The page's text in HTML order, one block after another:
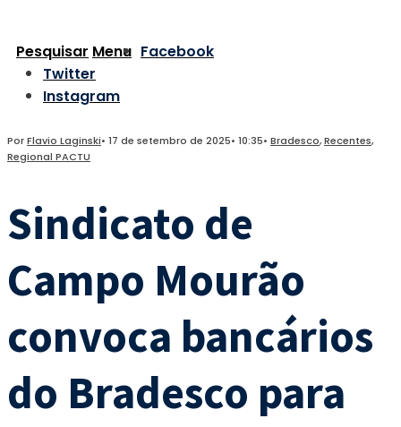
Pesquisar Menu Facebook
Twitter
Instagram
PorFlavio Laginski• 17 de setembro de 2025• 10:35• Bradesco,Recentes,
Regional PACTU
Sindicato de
Campo Mourão
convoca bancários
do Bradesco para